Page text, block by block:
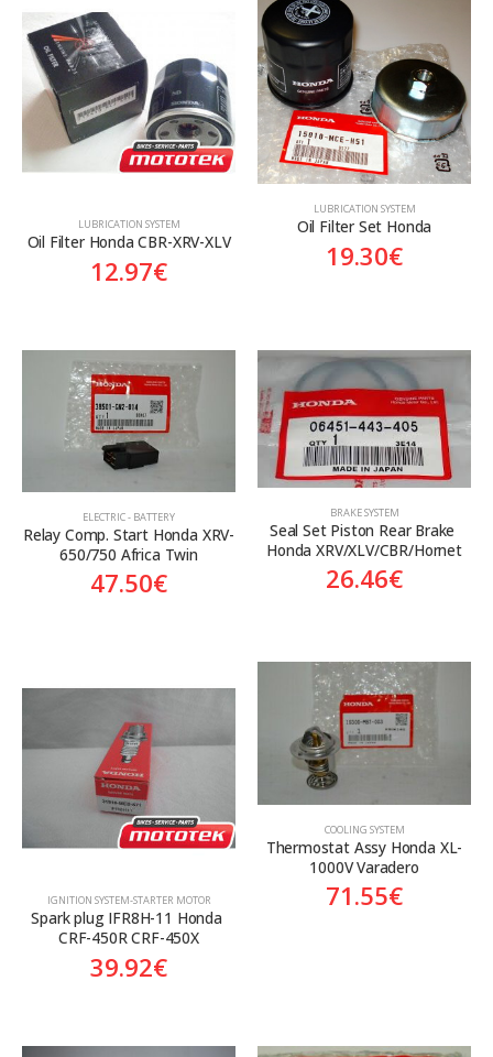
LUBRICATION SYSTEM
Oil Filter Honda CBR-XRV-XLV
12.97€
LUBRICATION SYSTEM
Oil Filter Set Honda
19.30€
ELECTRIC - BATTERY
Relay Comp. Start Honda XRV-
650/750 Africa Twin
47.50€
BRAKE SYSTEM
Seal Set Piston Rear Brake
Honda XRV/XLV/CBR/Hornet
26.46€
ΙGNITION SYSTEM-STARTER MOTOR
Spark plug IFR8H-11 Honda
CRF-450R CRF-450X
39.92€
COOLING SYSTEM
Thermostat Assy Honda XL-
1000V Varadero
71.55€